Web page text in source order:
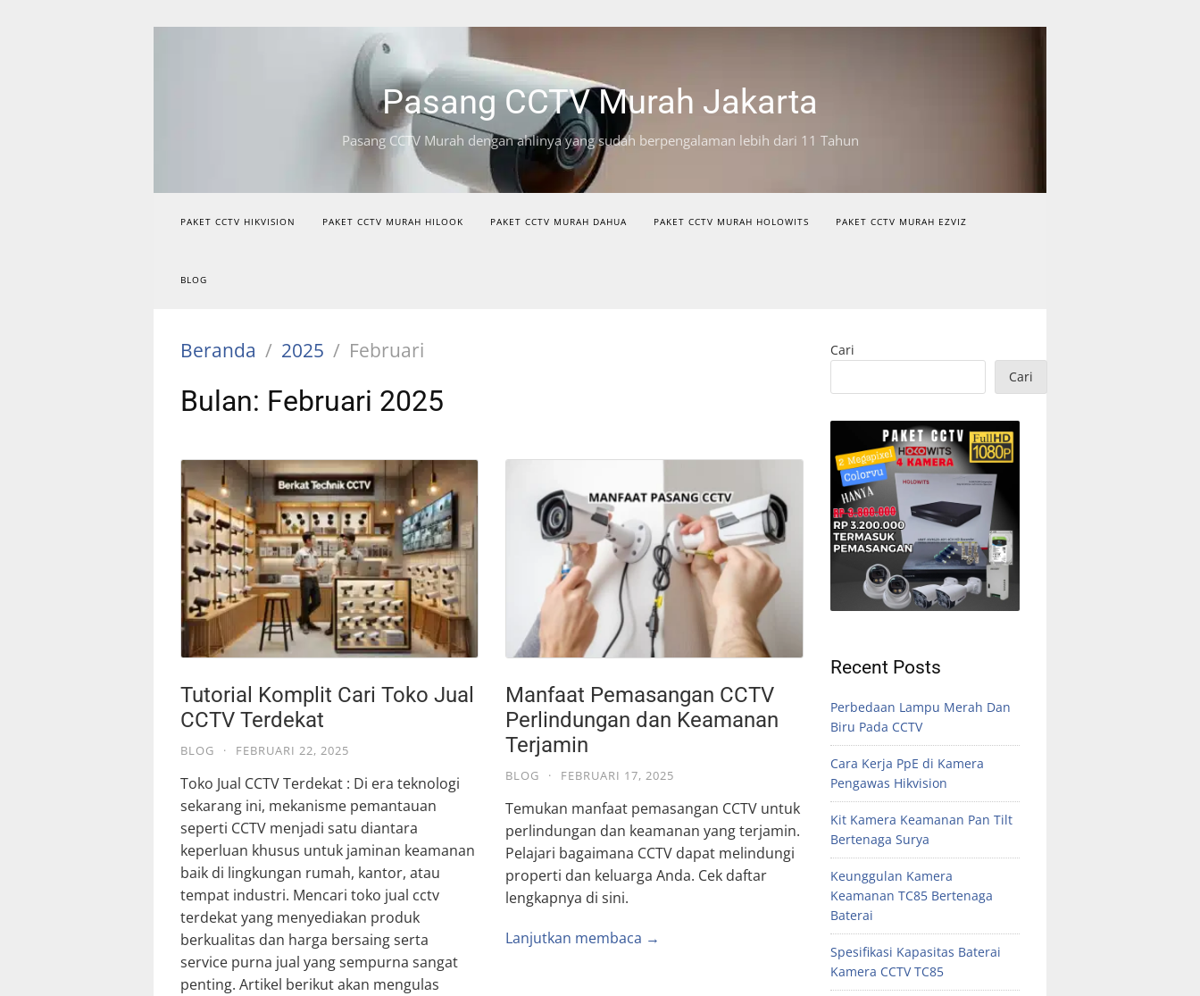
Pasang CCTV Murah Jakarta
Pasang CCTV Murah dengan ahlinya yang sudah berpengalaman lebih dari 11 Tahun
PAKET CCTV HIKVISION PAKET CCTV MURAH HILOOK PAKET CCTV MURAH DAHUA PAKET CCTV MURAH HOLOWITS PAKET CCTV MURAH EZVIZ
BLOG
Beranda 2025 Februari
Bulan: Februari 2025
Tutorial Komplit Cari Toko Jual
CCTV Terdekat
BLOG · FEBRUARI 22, 2025
Toko Jual CCTV Terdekat : Di era teknologi
sekarang ini, mekanisme pemantauan
seperti CCTV menjadi satu diantara
keperluan khusus untuk jaminan keamanan
baik di lingkungan rumah, kantor, atau
tempat industri. Mencari toko jual cctv
terdekat yang menyediakan produk
berkualitas dan harga bersaing serta
service purna jual yang sempurna sangat
penting. Artikel berikut akan mengulas
Manfaat Pemasangan CCTV
Perlindungan dan Keamanan
Terjamin
BLOG · FEBRUARI 17, 2025
Temukan manfaat pemasangan CCTV untuk
perlindungan dan keamanan yang terjamin.
Pelajari bagaimana CCTV dapat melindungi
properti dan keluarga Anda. Cek daftar
lengkapnya di sini.
Lanjutkan membaca →
Cari
Cari
Recent Posts
Perbedaan Lampu Merah Dan
Biru Pada CCTV
Cara Kerja PpE di Kamera
Pengawas Hikvision
Kit Kamera Keamanan Pan Tilt
Bertenaga Surya
Keunggulan Kamera
Keamanan TC85 Bertenaga
Baterai
Spesifikasi Kapasitas Baterai
Kamera CCTV TC85